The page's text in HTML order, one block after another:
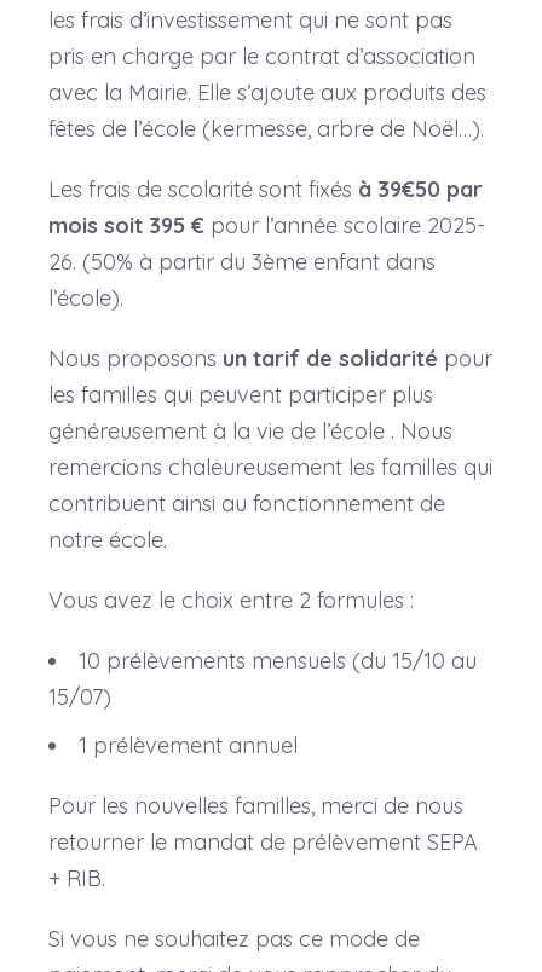
les frais d’investissement qui ne sont pas
pris en charge par le contrat d’association
avec la Mairie. Elle s’ajoute aux produits des
fêtes de l’école (kermesse, arbre de Noël…).
Les frais de scolarité sont fixés à 39€50 par
mois soit 395 €pour l’année scolaire 2025-
26. (50% à partir du 3ème enfant dans
l’école).
Nous proposons un tarif de solidarité pour
les familles qui peuvent participer plus
généreusement à la vie de l’école . Nous
remercions chaleureusement les familles qui
contribuent ainsi au fonctionnement de
notre école.
Vous avez le choix entre 2 formules :
10 prélèvements mensuels (du 15/10 au
15/07)
1 prélèvement annuel
Pour les nouvelles familles, merci de nous
retourner le mandat de prélèvement SEPA
+ RIB.
Si vous ne souhaitez pas ce mode de